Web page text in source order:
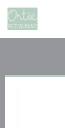
Панель